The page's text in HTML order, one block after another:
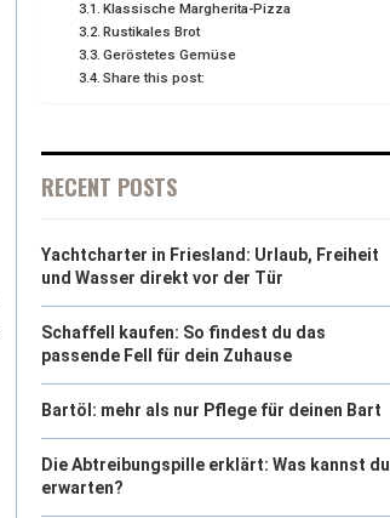
Klassische Margherita-Pizza
Rustikales Brot
Geröstetes Gemüse
Share this post:
RECENT POSTS
Yachtcharter in Friesland: Urlaub, Freiheit
und Wasser direkt vor der Tür
Schaffell kaufen: So findest du das
passende Fell für dein Zuhause
Bartöl: mehr als nur Pflege für deinen Bart
Die Abtreibungspille erklärt: Was kannst du
erwarten?